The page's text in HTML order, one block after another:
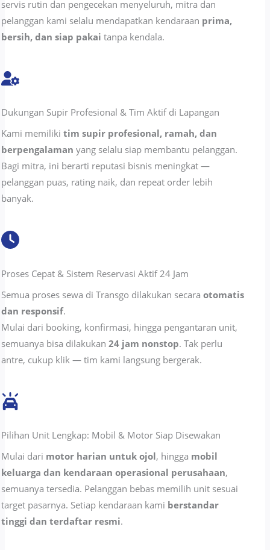
servis rutin dan pengecekan menyeluruh, mitra dan
pelanggan kami selalu mendapatkan kendaraan prima,
bersih, dan siap pakai tanpa kendala.
Dukungan Supir Profesional & Tim Aktif di Lapangan
Kami memilikitim supir profesional, ramah, dan
berpengalaman yang selalu siap membantu pelanggan.
Bagi mitra, ini berarti reputasi bisnis meningkat —
pelanggan puas, rating naik, dan repeat order lebih
banyak.
Proses Cepat & Sistem Reservasi Aktif 24 Jam
Semua proses sewa di Transgo dilakukan secaraotomatis
dan responsif.
Mulai dari booking, konfirmasi, hingga pengantaran unit,
semuanya bisa dilakukan24 jam nonstop. Tak perlu
antre, cukup klik — tim kami langsung bergerak.
Pilihan Unit Lengkap: Mobil & Motor Siap Disewakan
Mulai dari motor harian untuk ojol, hingga mobil
keluarga dan kendaraan operasional perusahaan,
semuanya tersedia. Pelanggan bebas memilih unit sesuai
target pasarnya. Setiap kendaraan kami berstandar
tinggi dan terdaftar resmi.